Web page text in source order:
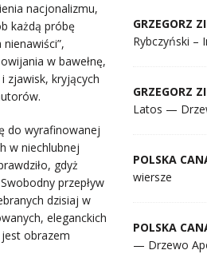
nacjonalizmu,
każdą próbę
w bawełnę,
zjawisk, kryjących
do wyrafinowanej
w niechlubnej
gdyż
przepływ
dzisiaj w
eleganckich
obrazem
GRZEGORZ
Rybczyński –
GRZEGORZ
Latos —
POLSKA
wiersze
POLSKA
— Drzewo